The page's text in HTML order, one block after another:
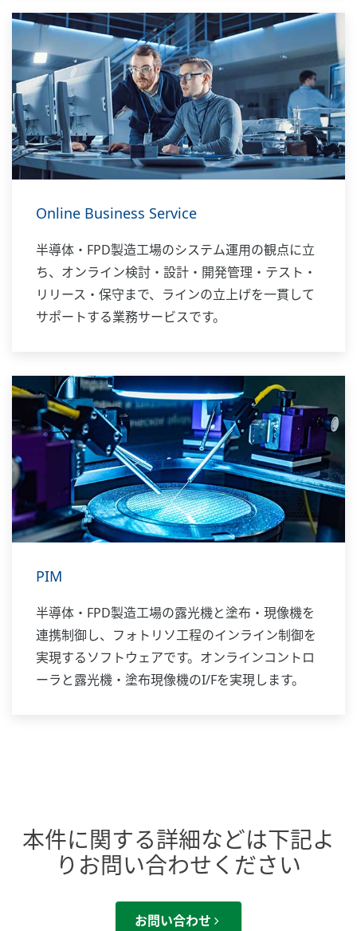
Online Business Service
半導体・FPD製造工場のシステム運用の観点に立
ち、オンライン検討・設計・開発管理・テスト・
リリース・保守まで、ラインの立上げを一貫して
サポートする業務サービスです。
PIM
半導体・FPD製造工場の露光機と塗布・現像機を
連携制御し、フォトリソ工程のインライン制御を
実現するソフトウェアです。オンラインコントロ
ーラと露光機・塗布現像機のI/Fを実現します。
本件に関する詳細などは下記よ
りお問い合わせください
お問い合わせ